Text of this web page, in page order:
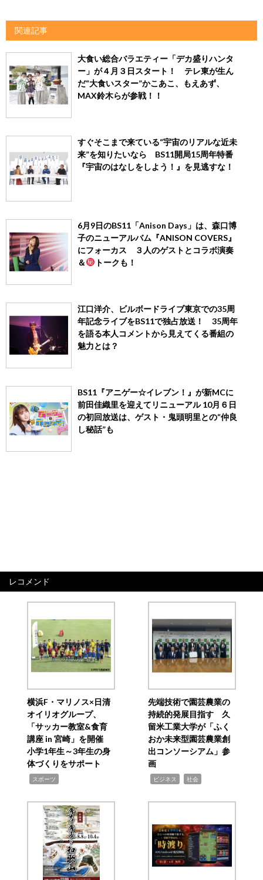
関連記事
大食い総合バラエティー「デカ盛りハンタ
ー」が４月３日スタート！ テレ東が生ん
だ“大食いスター”かこあこ、もえあず、
MAX鈴木らが参戦！！
すぐそこまで来ている“宇宙のリアルな近未
来”を知りたいなら BS11開局15周年特番
『宇宙のはなしをしよう！』を見逃すな！
6月9日のBS11「Anison Days」は、森口博
子のニューアルバム『ANISON COVERS』
にフォーカス ３人のゲストとコラボ演奏
＆
トークも！
江口洋介、ビルボードライブ東京での35周
年記念ライブをBS11で独占放送！ 35周年
を語る本人コメントから見えてくる番組の
魅力とは？
BS11『アニゲー☆イレブン！』が新MCに
前田佳織里を迎えてリニューアル 10月６日
の初回放送は、ゲスト・鬼頭明里との“仲良
し秘話”も
レコメンド
横浜F・マリノス×日清
オイリオグループ、
「サッカー教室&食育
講座 in 宮崎」を開催
小学1年生～3年生の身
体づくりをサポート
スポーツ
先端技術で園芸農業の
持続的発展目指す 久
留米工業大学が「ふく
おか未来型園芸農業創
出コンソーシアム」参
画
ビジネス 社会